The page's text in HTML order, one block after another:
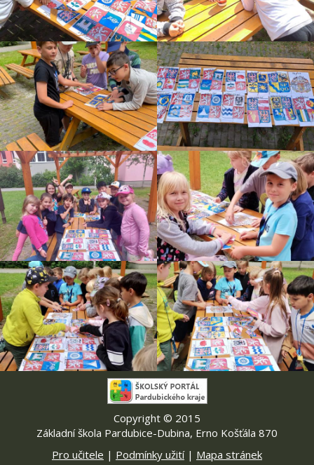
Copyright © 2015
Základní škola Pardubice-Dubina, Erno Košťála 870
Pro učitele | Podmínky užití| Mapa stránek